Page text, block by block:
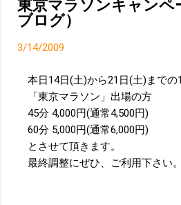
東京マラソンキャン
ブログ）
3/14/2009
本日14日(土)から21日(土)までの
「東京マラソン」出場の方
45分 4,000円(通常4,500円)
60分 5,000円(通常6,000円)
とさせて頂きます。
最終調整にぜひ、ご利用下さい。